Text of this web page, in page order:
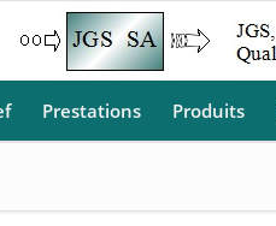
Prestations Produits